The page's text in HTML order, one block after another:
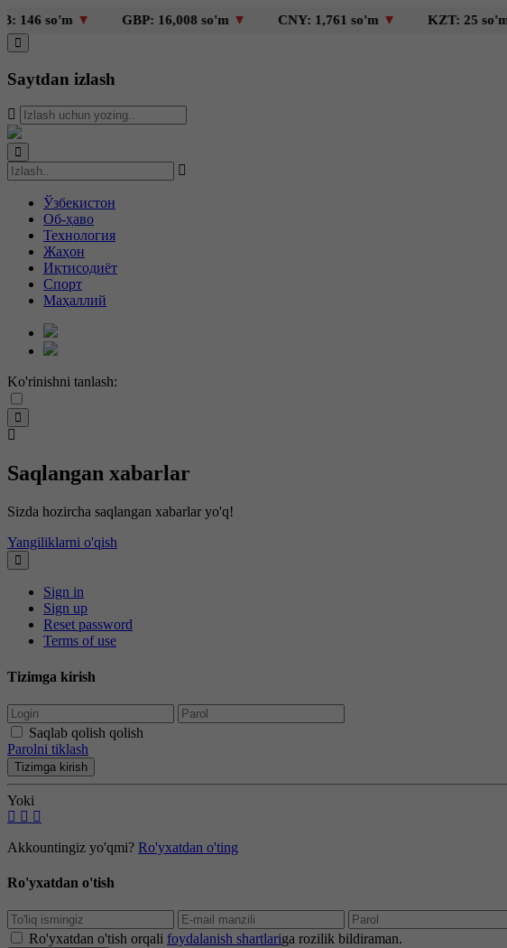
▼ GBP: 16,008 so'm▼ CNY: 1,761 so'm▼ KZT: 25 so'm ▲
Saytdan izlash
Ўзбекистон
Об-ҳаво
Технология
Жаҳон
Иқтисодиёт
Спорт
Маҳаллий
Ko'rinishni tanlash:
Saqlangan xabarlar
Sizda hozircha saqlangan xabarlar yo'q!
Yangiliklarni o'qish
Sign in
Sign up
Reset password
Terms of use
Tizimga kirish
Saqlab qolish qolish
Parolni tiklash
Tizimga kirish
Yoki
Akkountingiz yo'qmi? Ro'yxatdan o'ting
Ro'yxatdan o'tish
Ro'yxatdan o'tish orqali foydalanish shartlariga rozilik bildiraman.